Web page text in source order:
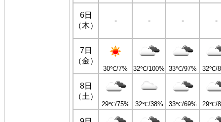
6日
（木）
- - - -
7日
（金）
30℃/7% 32℃/100% 33℃/97% 32℃/
8日
（土）
29℃/75% 32℃/38% 33℃/69% 29℃/